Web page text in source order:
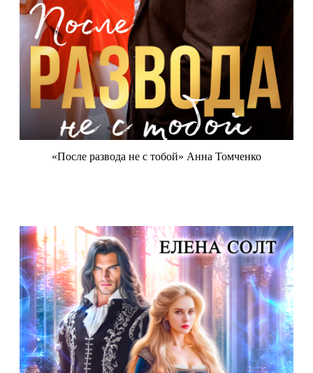
«После развода не с тобой» Анна Томченко